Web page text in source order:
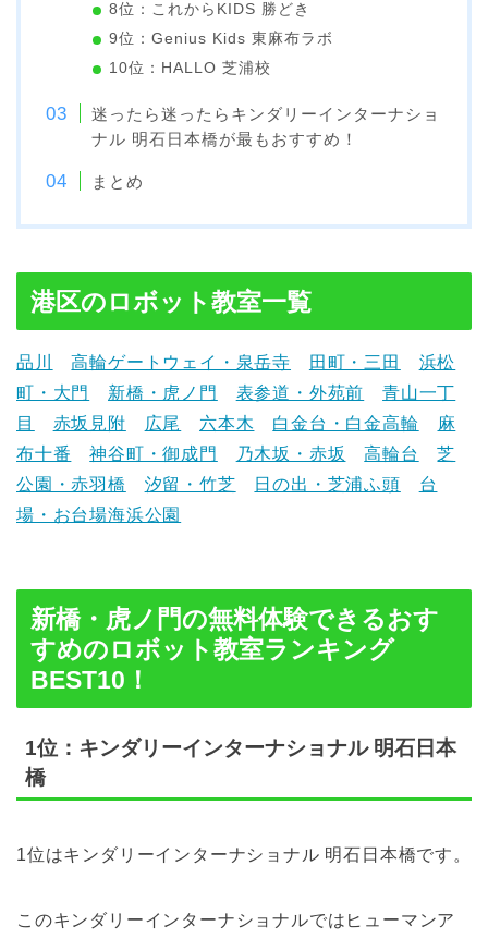
8位：これからKIDS 勝どき
9位：Genius Kids 東麻布ラボ
10位：HALLO 芝浦校
迷ったら迷ったらキンダリーインターナショ
ナル 明石日本橋が最もおすすめ！
まとめ
港区のロボット教室一覧
品川 高輪ゲートウェイ・泉岳寺 田町・三田
浜松
町・大門
新橋・虎ノ門 表参道・外苑前
青山一丁
目
赤坂見附 広尾 六本木 白金台・白金高輪
麻
布十番
神谷町・御成門 乃木坂・赤坂 高輪台
芝
公園・赤羽橋
汐留・竹芝 日の出・芝浦ふ頭
台
場・お台場海浜公園
新橋・虎ノ門の無料体験できるおす
すめのロボット教室ランキング
BEST10！
1位：キンダリーインターナショナル 明石日本
橋
1位はキンダリーインターナショナル 明石日本橋です。
このキンダリーインターナショナルではヒューマンア